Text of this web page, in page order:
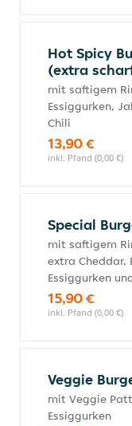
Hot Spicy
(extra
mit saftigem
Essiggurken,
Chili
13,90 €
inkl. Pfand (0,00 €)
Special
mit saftigem
extra Cheddar,
Essiggurken
15,90 €
inkl. Pfand (0,00 €)
Veggie
mit Veggie
Essiggurken